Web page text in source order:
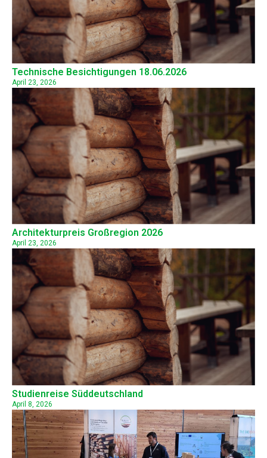
Technische Besichtigungen 18.06.2026
April 23, 2026
Architekturpreis Großregion 2026
April 23, 2026
Studienreise Süddeutschland
April 8, 2026